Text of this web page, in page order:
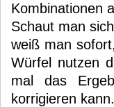
Kombinationen
Schaut man
weiß man
Würfel nutzen
mal das
korrigieren kann.